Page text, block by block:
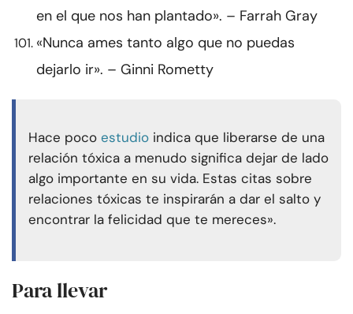
en el que nos han plantado». – Farrah Gray
«Nunca ames tanto algo que no puedas
dejarlo ir». – Ginni Rometty
Hace poco estudio indica que liberarse de una
relación tóxica a menudo significa dejar de lado
algo importante en su vida. Estas citas sobre
relaciones tóxicas te inspirarán a dar el salto y
encontrar la felicidad que te mereces».
Para llevar